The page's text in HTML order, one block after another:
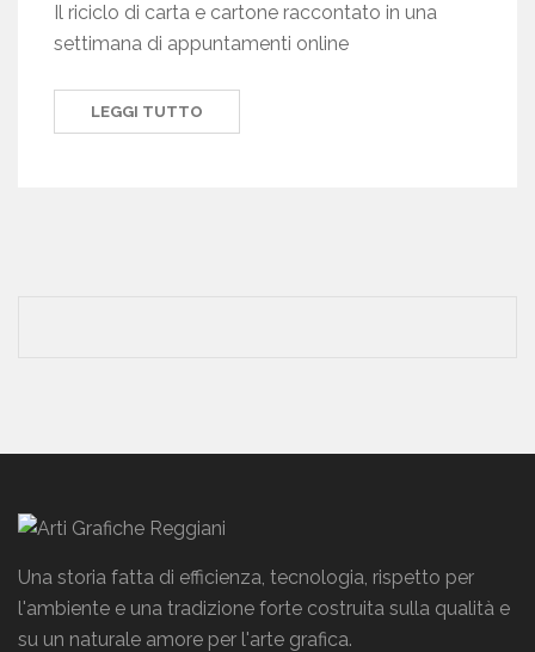
Il riciclo di carta e cartone raccontato in una
settimana di appuntamenti online
LEGGI TUTTO
Una storia fatta di efficienza, tecnologia, rispetto per
l'ambiente e una tradizione forte costruita sulla qualità e
su un naturale amore per l'arte grafica.